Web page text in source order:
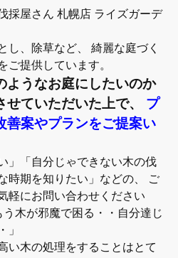
採屋さん 札幌店 ライズガーデ
し、除草など、 綺麗な庭づく
提供しています。
ようなお庭にしたいのか
ていただいた上で、 プ
善案やプランをご提案い
」「自分じゃできない木の伐
時期を知りたい」などの、 ご
軽にお問い合わせください
木が邪魔で困る・・自分達じ
い木の処理をすることはとて